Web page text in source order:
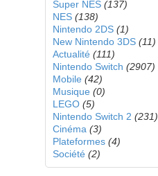
Super NES (137)
NES (138)
Nintendo 2DS (1)
New Nintendo 3DS (11)
Actualité (111)
Nintendo Switch (2907)
Mobile (42)
Musique (0)
LEGO (5)
Nintendo Switch 2 (231)
Cinéma (3)
Plateformes (4)
Société (2)